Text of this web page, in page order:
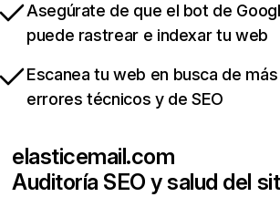
Asegúrate de que el bot de
puede rastrear e indexar tu web
Escanea tu web en busca de
errores técnicos y de SEO
elasticemail.com
Auditoría SEO y salud del